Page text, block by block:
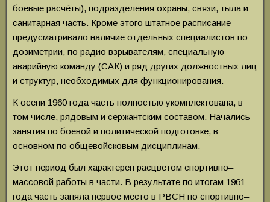
боевые расчёты), подразделения охраны, связи, тыла и
санитарная часть. Кроме этого штатное расписание
предусматривало наличие отдельных специалистов по
дозиметрии, по радио взрывателям, специальную
аварийную команду (САК) и ряд других должностных лиц
и структур, необходимых для функционирования.
К осени 1960 года часть полностью укомплектована, в
том числе, рядовым и сержантским составом. Начались
занятия по боевой и политической подготовке, в
основном по общевойсковым дисциплинам.
Этот период был характерен расцветом спортивно–
массовой работы в части. В результате по итогам 1961
года часть заняла первое место в РВСН по спортивно–